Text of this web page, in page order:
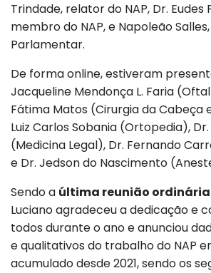
Trindade, relator do NAP, Dr. Eudes
membro do NAP, e Napoleão
Parlamentar.
De forma online, estiveram
Jacqueline Mendonça L. Faria
Fátima Matos (Cirurgia da Cabeça
Luiz Carlos Sobania (Ortopedia),
(Medicina Legal), Dr. Fernando
e Dr. Jedson do Nascimento
Sendo a última reunião ordinária
Luciano agradeceu a dedicação e
todos durante o ano e anunciou
e qualitativos do trabalho do NAP
acumulado desde 2021, sendo os